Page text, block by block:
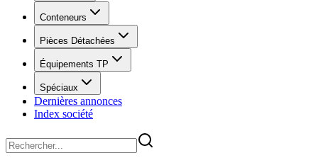
Conteneurs
Pièces Détachées
Équipements TP
Spéciaux
Dernières annonces
Index société